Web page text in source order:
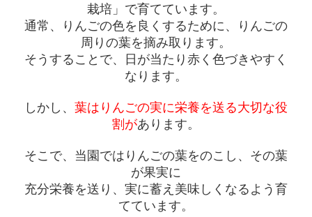
栽培」で育てています。
通常、りんごの色を良くするために、りんごの
周りの葉を摘み取ります。
そうすることで、日が当たり赤く色づきやすく
なります。
しかし、 葉はりんごの実に栄養を送る大切な役
割があります。
そこで、当園ではりんごの葉をのこし、その葉
が果実に
充分栄養を送り、実に蓄え美味しくなるよう育
てています。